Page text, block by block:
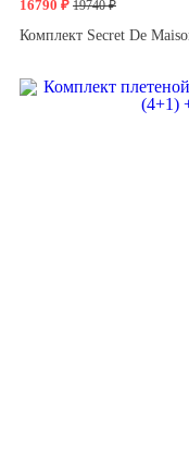
16790 ₽ 19740 ₽
Комплект Secret De